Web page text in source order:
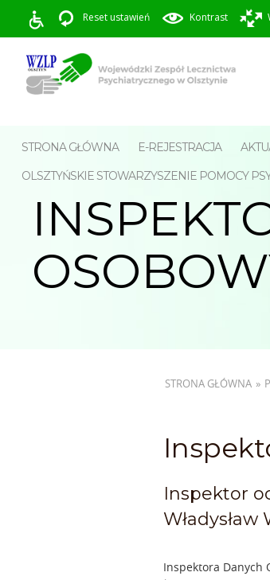
Reset ustawień Kontrast
STRONA GŁÓWNA E-REJESTRACJA
OLSZTYŃSKIE STOWARZYSZENIE POMOCY
STRONA GŁÓWNA »
Inspektor
Władysław
Inspektora Danych